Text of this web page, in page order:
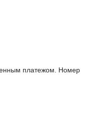
платежом. Номер